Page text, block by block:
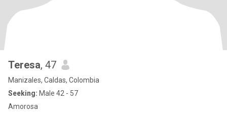
Teresa, 47
Manizales, Caldas, Colombia
Seeking: Male 42 - 57
Amorosa